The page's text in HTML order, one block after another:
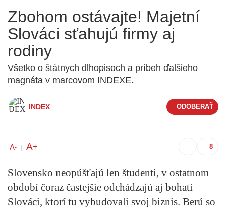
Zbohom ostávajte! Majetní
Slováci sťahujú firmy aj
rodiny
Všetko o štátnych dlhopisoch a príbeh ďalšieho
magnáta v marcovom INDEXE.
INDEX
A- | A+
Slovensko neopúšťajú len študenti, v ostatnom
období čoraz častejšie odchádzajú aj bohatí
Slováci, ktorí tu vybudovali svoj biznis. Berú so